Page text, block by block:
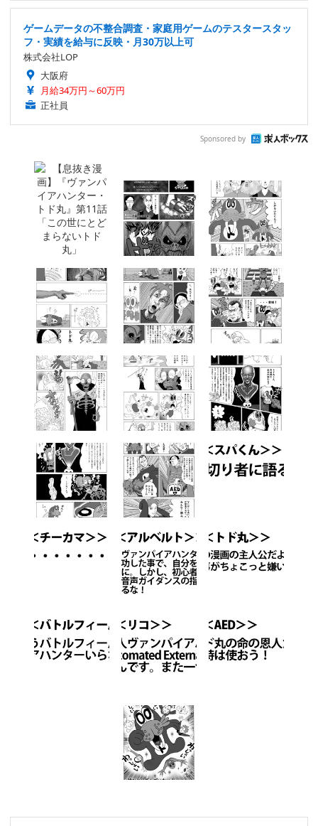
ゲームデータの不整合調査・家庭用ゲームのテスタースタッ
フ・実績を給与に反映・月30万以上可
株式会社LOP
大阪府
月給34万円～60万円
正社員
Sponsored by